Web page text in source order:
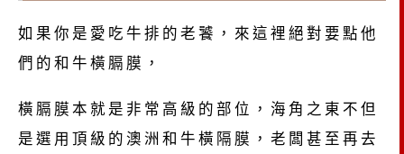
如果你是愛吃牛排的老饕，來這裡絕對要點他
們的和牛橫膈膜，
橫膈膜本就是非常高級的部位，海角之東不但
是選用頂級的澳洲和牛橫隔膜，老闆甚至再去